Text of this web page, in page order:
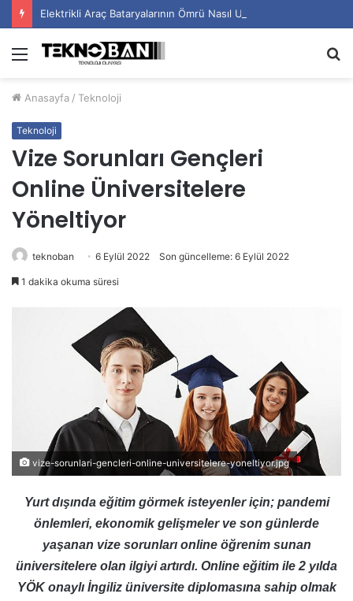
Elektrikli Araç Bataryalarının Ömrü Nasıl Uzatılır?
Menü
Anasayfa / Teknoloji
Teknoloji
Vize Sorunları Gençleri
Online Üniversitelere
Yöneltiyor
teknoban 6 Eylül 2022 Son güncelleme: 6 Eylül 2022
1 dakika okuma süresi
vize-sorunlari-gencleri-online-universitelere-yoneltiyor.jpg
Yurt dışında eğitim görmek isteyenler için; pandemi
önlemleri, ekonomik gelişmeler ve son günlerde
yaşanan vize sorunları online öğrenim sunan
üniversitelere olan ilgiyi artırdı. Online eğitim ile 2 yılda
YÖK onaylı İngiliz üniversite diplomasına sahip olmak